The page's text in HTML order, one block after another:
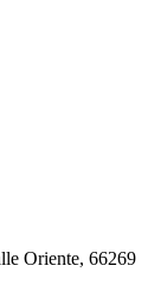
Oriente, 66269